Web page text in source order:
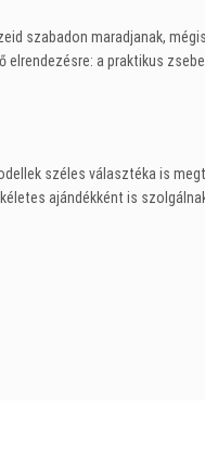
szabadon maradjanak,
a praktikus
széles választéka is
ajándékként is